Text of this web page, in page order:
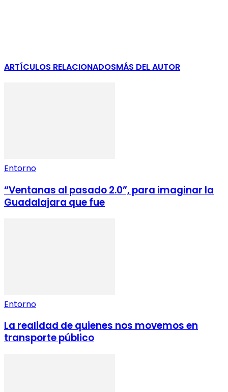
ARTÍCULOS RELACIONADOSMÁS DEL AUTOR
Entorno
“Ventanas al pasado 2.0”, para imaginar la
Guadalajara que fue
Entorno
La realidad de quienes nos movemos en
transporte público